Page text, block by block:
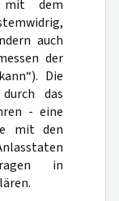
mit dem
auch
der
Die
das
- eine
mit den
in